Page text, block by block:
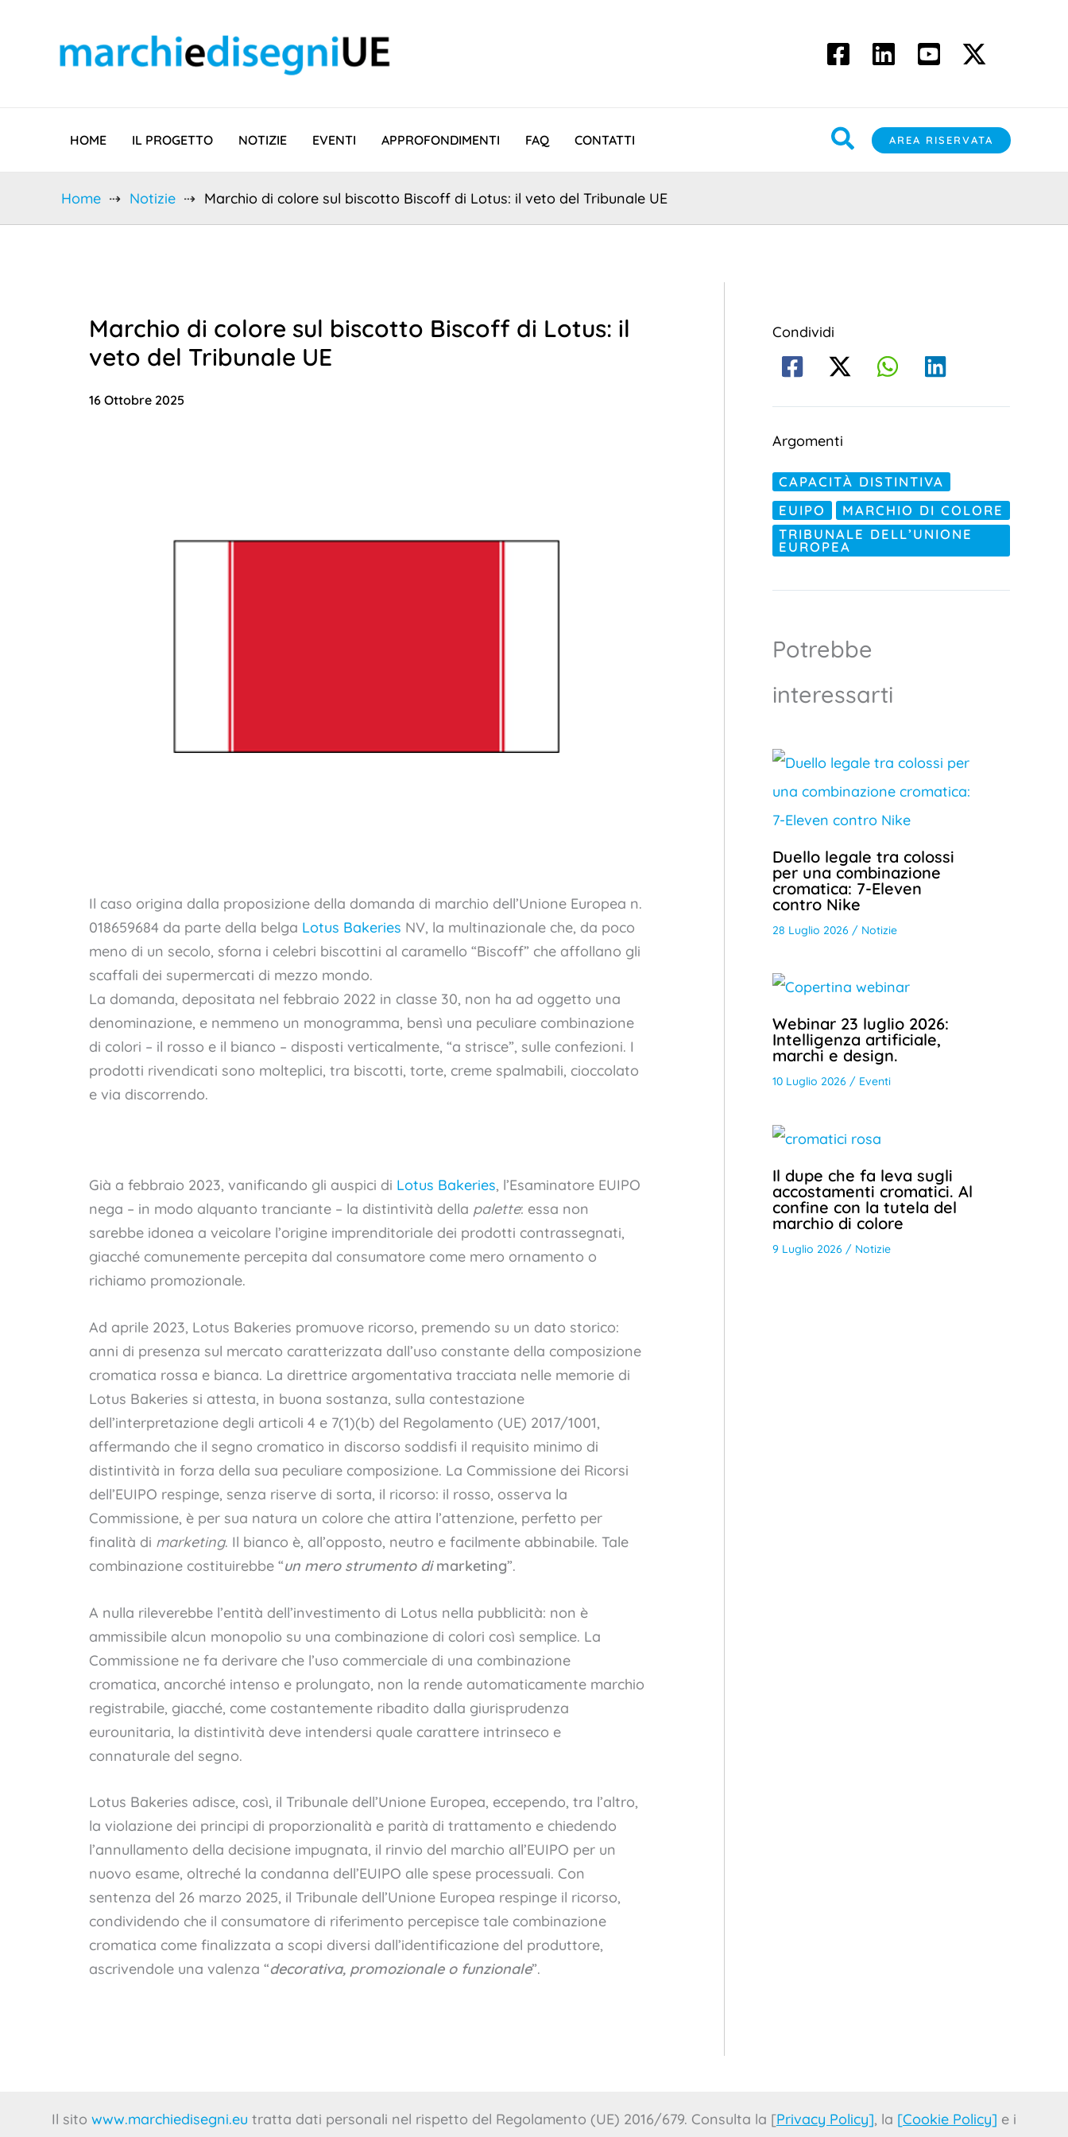
contenuto
HOME IL PROGETTO NOTIZIE EVENTI APPROFONDIMENTI FAQ CONTATTI CercaAREA RISERVATA
Home Notizie Marchio di colore sul biscotto Biscoff di Lotus: il veto del Tribunale UE
Marchio di colore sul biscotto Biscoff di Lotus: il
veto del Tribunale UE
16 Ottobre 2025
Il caso origina dalla proposizione della domanda di marchio dell’Unione Europea n.
018659684 da parte della belga Lotus Bakeries NV, la multinazionale che, da poco
meno di un secolo, sforna i celebri biscottini al caramello “Biscoff” che affollano gli
scaffali dei supermercati di mezzo mondo.
La domanda, depositata nel febbraio 2022 in classe 30, non ha ad oggetto una
denominazione, e nemmeno un monogramma, bensì una peculiare combinazione
di colori – il rosso e il bianco – disposti verticalmente, “a strisce”, sulle confezioni. I
prodotti rivendicati sono molteplici, tra biscotti, torte, creme spalmabili, cioccolato
e via discorrendo.
Già a febbraio 2023, vanificando gli auspici di Lotus Bakeries, l’Esaminatore EUIPO
nega – in modo alquanto tranciante – la distintività della palette: essa non
sarebbe idonea a veicolare l’origine imprenditoriale dei prodotti contrassegnati,
giacché comunemente percepita dal consumatore come mero ornamento o
richiamo promozionale.
Ad aprile 2023, Lotus Bakeries promuove ricorso, premendo su un dato storico:
anni di presenza sul mercato caratterizzata dall’uso constante della composizione
cromatica rossa e bianca. La direttrice argomentativa tracciata nelle memorie di
Lotus Bakeries si attesta, in buona sostanza, sulla contestazione
dell’interpretazione degli articoli 4 e 7(1)(b) del Regolamento (UE) 2017/1001,
affermando che il segno cromatico in discorso soddisfi il requisito minimo di
distintività in forza della sua peculiare composizione. La Commissione dei Ricorsi
dell’EUIPO respinge, senza riserve di sorta, il ricorso: il rosso, osserva la
Commissione, è per sua natura un colore che attira l’attenzione, perfetto per
finalità di marketing. Il bianco è, all’opposto, neutro e facilmente abbinabile. Tale
combinazione costituirebbe “un mero strumento dimarketing”.
A nulla rileverebbe l’entità dell’investimento di Lotus nella pubblicità: non è
ammissibile alcun monopolio su una combinazione di colori così semplice. La
Commissione ne fa derivare che l’uso commerciale di una combinazione
cromatica, ancorché intenso e prolungato, non la rende automaticamente marchio
registrabile, giacché, come costantemente ribadito dalla giurisprudenza
eurounitaria, la distintività deve intendersi quale carattere intrinseco e
connaturale del segno.
Lotus Bakeries adisce, così, il Tribunale dell’Unione Europea, eccependo, tra l’altro,
la violazione dei principi di proporzionalità e parità di trattamento e chiedendo
l’annullamento della decisione impugnata, il rinvio del marchio all’EUIPO per un
nuovo esame, oltreché la condanna dell’EUIPO alle spese processuali. Con
sentenza del 26 marzo 2025, il Tribunale dell’Unione Europea respinge il ricorso,
condividendo che il consumatore di riferimento percepisce tale combinazione
cromatica come finalizzata a scopi diversi dall’identificazione del produttore,
ascrivendole una valenza “decorativa, promozionale o funzionale”.
Condividi
Argomenti
CAPACITÀ DISTINTIVA
EUIPO
MARCHIO DI COLORE
TRIBUNALE DELL’UNIONE
EUROPEA
Potrebbe
interessarti
Duello legale tra colossi
per una combinazione
cromatica: 7-Eleven
contro Nike
28 Luglio 2026 / Notizie
Webinar 23 luglio 2026:
Intelligenza artificiale,
marchi e design.
10 Luglio 2026 / Eventi
Il dupe che fa leva sugli
accostamenti cromatici. Al
confine con la tutela del
marchio di colore
9 Luglio 2026 / Notizie
Il sito www.marchiedisegni.eu tratta dati personali nel rispetto del Regolamento (UE) 2016/679. Consulta la [Privacy Policy], la [Cookie Policy] e i